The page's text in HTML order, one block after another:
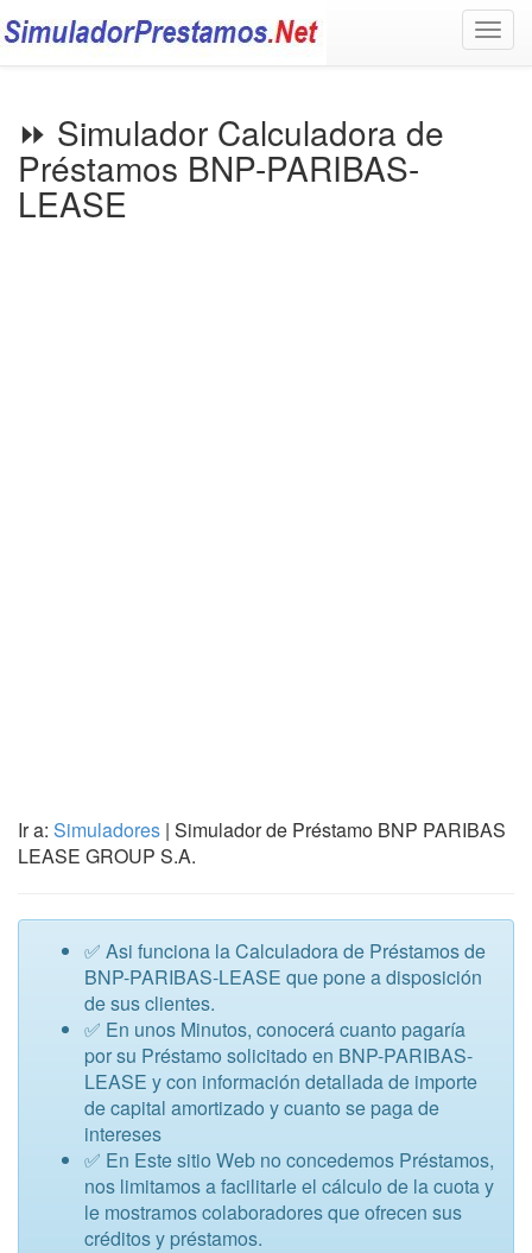
⏩ Simulador Calculadora de
Préstamos BNP-PARIBAS-
LEASE
Ir a: Simuladores | Simulador de Préstamo BNP PARIBAS
LEASE GROUP S.A.
✅ Asi funciona la Calculadora de Préstamos de
BNP-PARIBAS-LEASE que pone a disposición
de sus clientes.
✅ En unos Minutos, conocerá cuanto pagaría
por su Préstamo solicitado en BNP-PARIBAS-
LEASE y con información detallada de importe
de capital amortizado y cuanto se paga de
intereses
✅ En Este sitio Web no concedemos Préstamos,
nos limitamos a facilitarle el cálculo de la cuota y
le mostramos colaboradores que ofrecen sus
créditos y préstamos.